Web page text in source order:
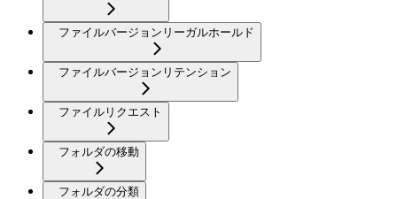
ファイルバージョンリーガルホールド
ファイルバージョンリテンション
ファイルリクエスト
フォルダの移動
フォルダの分類